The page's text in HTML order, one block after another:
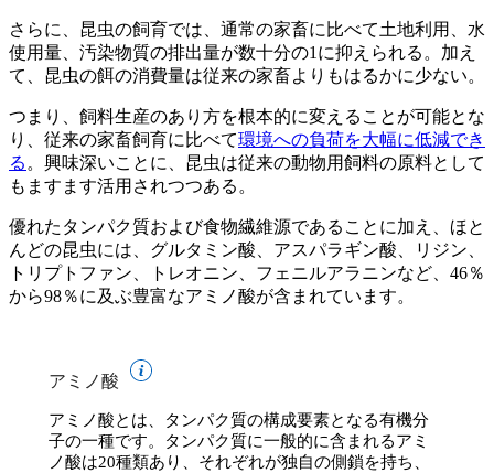
さらに、昆虫の飼育では、通常の家畜に比べて土地利用、水
使用量、汚染物質の排出量が数十分の1に抑えられる。加え
て、昆虫の餌の消費量は従来の家畜よりもはるかに少ない。
つまり、飼料生産のあり方を根本的に変えることが可能とな
り、従来の家畜飼育に比べて環境への負荷を大幅に低減でき
る 。興味深いことに、昆虫は従来の動物用飼料の原料として
もますます活用されつつある。
優れたタンパク質および食物繊維源であることに加え、ほと
んどの昆虫には、グルタミン酸、アスパラギン酸、リジン、
トリプトファン、トレオニン、フェニルアラニンなど、46％
から98％に及ぶ豊富なアミノ酸が含まれています。
アミノ酸
アミノ酸とは、タンパク質の構成要素となる有機分
子の一種です。タンパク質に一般的に含まれるアミ
ノ酸は20種類あり、それぞれが独自の側鎖を持ち、